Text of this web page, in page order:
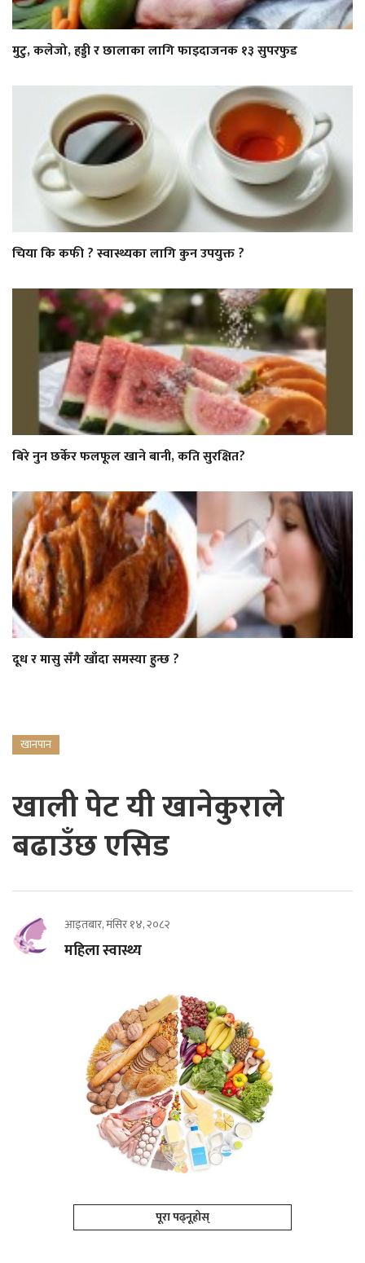
मुटु, कलेजो, हड्डी र छालाका लागि फाइदाजनक १३ सुपरफुड
चिया कि कफी ? स्वास्थ्यका लागि कुन उपयुक्त ?
बिरे नुन छर्केर फलफूल खाने बानी, कति सुरक्षित?
दूध र मासु सँगै खाँदा समस्या हुन्छ ?
खानपान
खाली पेट यी खानेकुराले
बढाउँछ एसिड
आइतबार, मंसिर १४, २०८२
महिला स्वास्थ्य
पूरा पढ्नूहोस्